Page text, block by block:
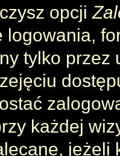
opcji
logowania,
tylko
każdej
jeżeli